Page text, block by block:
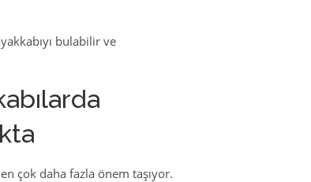
bulabilir ve
çok daha fazla önem taşıyor.